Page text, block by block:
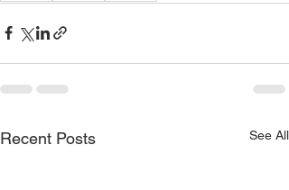
Recent Posts See All